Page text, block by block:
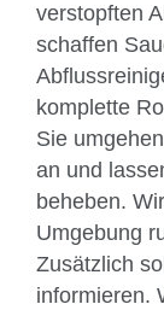
verstopften
schaffen
komplette
Sie
an und
beheben.
Umgebung
Zusätzlich
informieren.